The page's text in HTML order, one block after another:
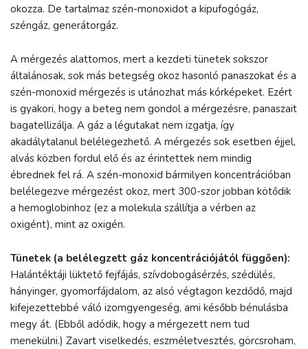
okozza. De tartalmaz szén-monoxidot a kipufogógáz,
széngáz, generátorgáz.
A mérgezés alattomos, mert a kezdeti tünetek sokszor
általánosak, sok más betegség okoz hasonló panaszokat és a
szén-monoxid mérgezés is utánozhat más kórképeket. Ezért
is gyakori, hogy a beteg nem gondol a mérgezésre, panaszait
bagatellizálja. A gáz a légutakat nem izgatja, így
akadálytalanul belélegezhető. A mérgezés sok esetben éjjel,
alvás közben fordul elő és az érintettek nem mindig
ébrednek fel rá. A szén-monoxid bármilyen koncentrációban
belélegezve mérgezést okoz, mert 300-szor jobban kötődik
a hemoglobinhoz (ez a molekula szállítja a vérben az
oxigént), mint az oxigén.
Tünetek (a belélegzett gáz koncentrációjától függően):
Halántéktáji lüktető fejfájás, szívdobogásérzés, szédülés,
hányinger, gyomorfájdalom, az alsó végtagon kezdődő, majd
kifejezettebbé váló izomgyengeség, ami később bénulásba
megy át. (Ebből adódik, hogy a mérgezett nem tud
menekülni.) Zavart viselkedés, eszméletvesztés, görcsroham,